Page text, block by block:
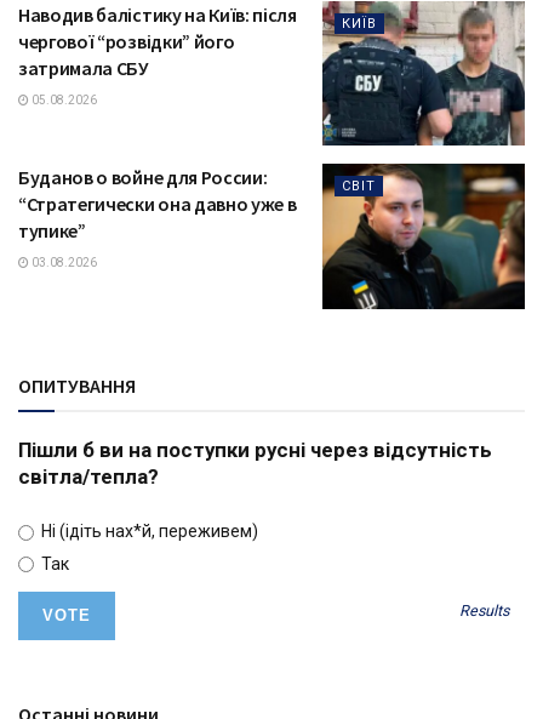
КИЇВ
Наводив балістику на Київ: після
чергової “розвідки” його
затримала СБУ
05.08.2026
СВІТ
Буданов о войне для России:
“Стратегически она давно уже в
тупике”
03.08.2026
ОПИТУВАННЯ
Пішли б ви на поступки русні через відсутність
світла/тепла?
Ні (ідіть нах*й, переживем)
Так
Results